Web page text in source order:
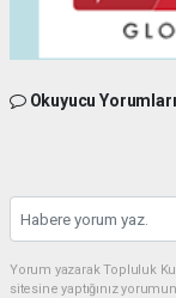
Okuyucu Yorumları
Yorum yazarak Topluluk
sitesine yaptığınız